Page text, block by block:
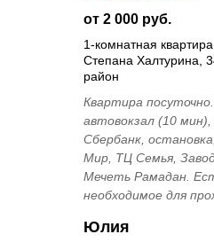
от 2 000 руб.
1-комнатная
Степана Халтурина,
район
Квартира
автовокзал (10
Сбербанк,
Мир, ТЦ Семья, Завод
Мечеть Рамадан.
необходимое для
Юлия